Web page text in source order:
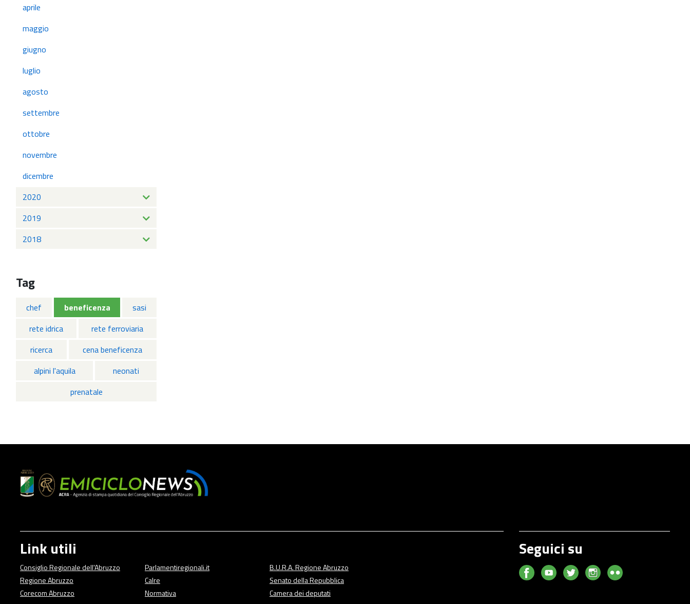
aprile
maggio
giugno
luglio
agosto
settembre
ottobre
novembre
dicembre
2020
2019
2018
Tag
chef beneficenza
sasi
rete idrica
rete ferroviaria
ricerca
cena beneficenza
alpini l'aquila
neonati
prenatale
Link utili
Consiglio Regionale dell'Abruzzo
Regione Abruzzo
Corecom Abruzzo
Parlamentiregionali.it
Calre
Normativa
B.U.R.A. Regione Abruzzo
Senato della Repubblica
Camera dei deputati
Seguici su